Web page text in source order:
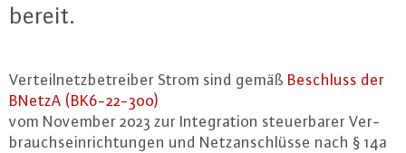
bereit.
Ver­teil­netz­be­trei­ber Strom sind gemäß Beschluss der
BNetzA (BK6-22-300)
vom November 2023 zur In­te­gra­ti­on steu­er­ba­rer Ver­
brauchs­ein­rich­tun­gen und Netz­an­schlüs­se nach § 14a